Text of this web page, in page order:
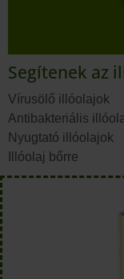
Segítenek az
Vírusölő illóolajok
Antibakteriális
Nyugtató illóolajok
Illóolaj bőrre